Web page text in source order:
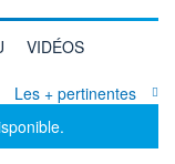
VIDÉOS
Les + pertinentes